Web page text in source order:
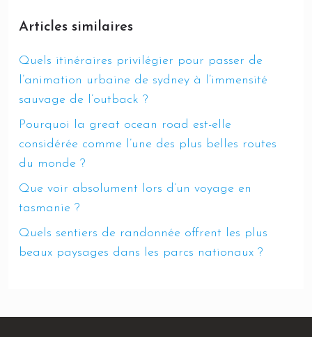
Articles similaires
Quels itinéraires privilégier pour passer de
l’animation urbaine de sydney à l’immensité
sauvage de l’outback ?
Pourquoi la great ocean road est-elle
considérée comme l’une des plus belles routes
du monde ?
Que voir absolument lors d’un voyage en
tasmanie ?
Quels sentiers de randonnée offrent les plus
beaux paysages dans les parcs nationaux ?